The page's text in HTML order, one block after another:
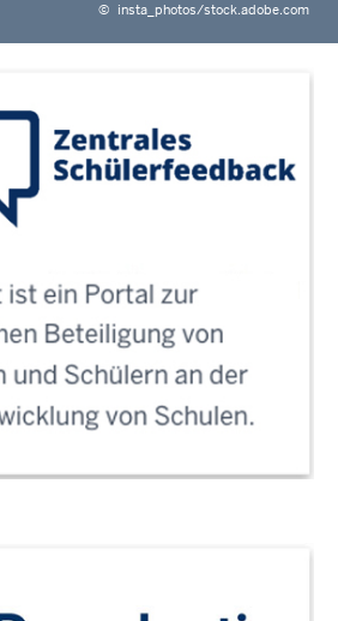
© insta_photos/stock.adobe.com